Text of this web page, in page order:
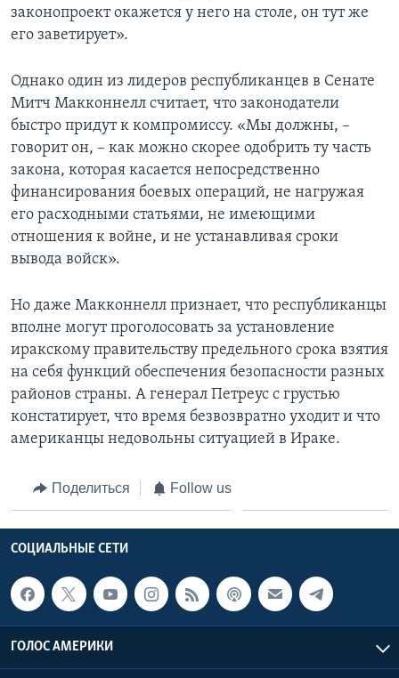
законопроект окажется у него на столе, он тут же
его заветирует».
Однако один из лидеров республиканцев в Сенате
Митч Макконнелл считает, что законодатели
быстро придут к компромиссу. «Мы должны, –
говорит он, – как можно скорее одобрить ту часть
закона, которая касается непосредственно
финансирования боевых операций, не нагружая
его расходными статьями, не имеющими
отношения к войне, и не устанавливая сроки
вывода войск».
Но даже Макконнелл признает, что республиканцы
вполне могут проголосовать за установление
иракскому правительству предельного срока взятия
на себя функций обеспечения безопасности разных
районов страны. А генерал Петреус с грустью
констатирует, что время безвозвратно уходит и что
американцы недовольны ситуацией в Ираке.
Поделиться Follow us
СОЦИАЛЬНЫЕ СЕТИ
ГОЛОС АМЕРИКИ